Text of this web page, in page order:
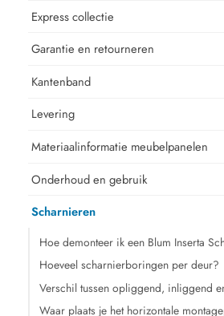
Express collectie
Garantie en retourneren
Kantenband
Levering
Materiaalinformatie meubelpanelen
Onderhoud en gebruik
Scharnieren
Hoe demonteer ik een Blum Inserta
Hoeveel scharnierboringen per deur?
Verschil tussen opliggend, inliggend
Waar plaats je het horizontale